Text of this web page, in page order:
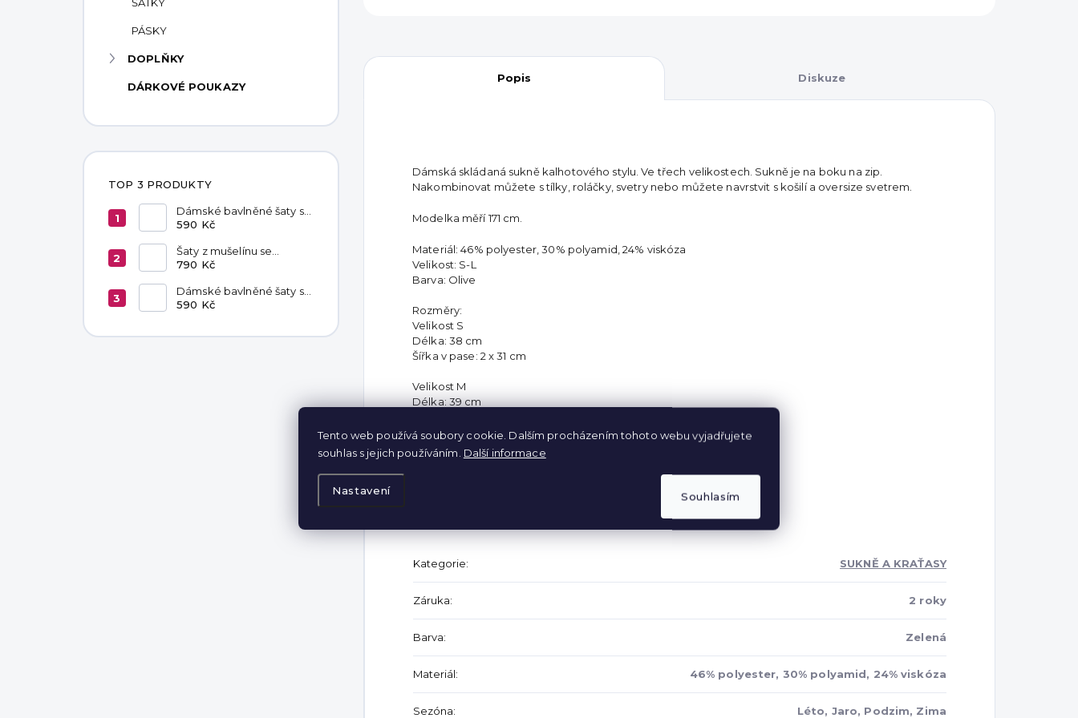
Tento web používá soubory cookie. Dalším procházením tohoto webu vyjadřujete
souhlas s jejich používáním. Další informace
Nastavení Souhlasím
PÁSKY
DOPLŇKY
DÁRKOVÉ POUKAZY
TOP 3 PRODUKTY
Dámské bavlněné šaty s
kapsami Chocolate
590 Kč
Šaty z mušelínu se
zavazováním v pase
790 Kč
Dámské bavlněné šaty s
kapsami Black
590 Kč
Popis Diskuze
Dámská skládaná sukně kalhotového stylu. Ve třech velikostech. Sukně je na boku na zip.
Nakombinovat můžete s tílky, roláčky, svetry nebo můžete navrstvit s košilí a oversize svetrem.
Modelka měří 171 cm.
Materiál: 46% polyester, 30% polyamid, 24% viskóza
Velikost: S-L
Barva: Olive
Rozměry:
Velikost S
Délka: 38 cm
Šířka v pase: 2 x 31 cm
Velikost M
Délka: 39 cm
Velikost L
Délka: 40 cm
Kategorie: SUKNĚ A KRAŤASY
Záruka: 2 roky
Barva: Zelená
Materiál: 46% polyester, 30% polyamid, 24% viskóza
Sezóna: Léto, Jaro, Podzim, Zima